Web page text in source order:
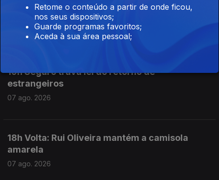
20h Dúvidas sobre lei do asilo enviadas para o
Constitucional
07 ago. 2026
19h Seguro trava lei do retorno de
estrangeiros
07 ago. 2026
18h Volta: Rui Oliveira mantém a camisola
amarela
07 ago. 2026
Retome o conteúdo a partir de onde ficou,
nos seus dispositivos;
Guarde programas favoritos;
Aceda à sua área pessoal;